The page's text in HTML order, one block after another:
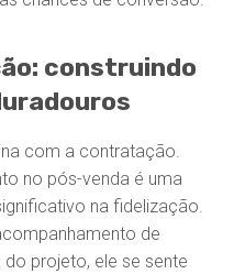
construindo
com a contratação.
no pós-venda é uma
na fidelização.
de
projeto, ele se sente